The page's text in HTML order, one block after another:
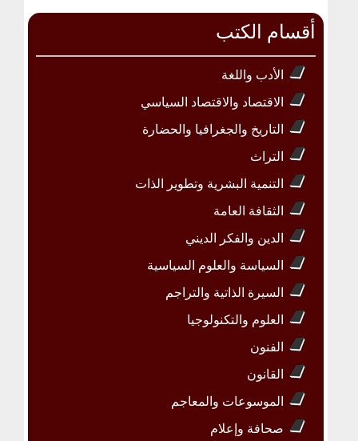
أقسام الكتب
الأدب واللغة
الاقتصاد والاقتصاد السياسي
التاريخ والجغرافيا والحضارة
التراث
التنمية البشرية وتطوير الذات
الثقافة العامة
الدين والفكر الديني
السياسة والعلوم السياسية
السيرة الذاتية والتراجم
العلوم والتكنولوجيا
الفنون
القانون
الموسوعات والمعاجم
صحافة وإعلام